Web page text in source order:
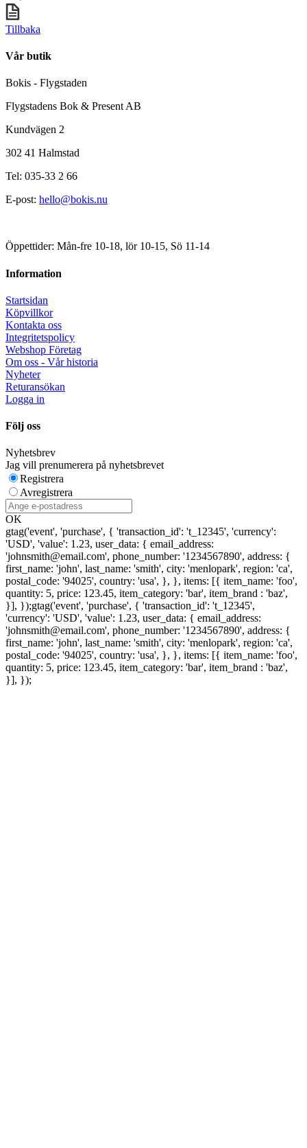
Tillbaka
Vår butik
Bokis - Flygstaden
Flygstadens Bok & Present AB
Kundvägen 2
302 41 Halmstad
Tel: 035-33 2 66
E-post: hello@bokis.nu
Öppettider: Mån-fre 10-18, lör 10-15, Sö 11-14
Information
Startsidan
Köpvillkor
Kontakta oss
Integritetspolicy
Webshop Företag
Om oss - Vår historia
Nyheter
Returansökan
Logga in
Följ oss
Nyhetsbrev
Jag vill prenumerera på nyhetsbrevet
Registrera
Avregistrera
OK
gtag('event', 'purchase', { 'transaction_id': 't_12345', 'currency':
'USD', 'value': 1.23, user_data: { email_address:
'johnsmith@email.com', phone_number: '1234567890', address: {
first_name: 'john', last_name: 'smith', city: 'menlopark', region: 'ca',
postal_code: '94025', country: 'usa', }, }, items: [{ item_name: 'foo',
quantity: 5, price: 123.45, item_category: 'bar', item_brand : 'baz',
}], });gtag('event', 'purchase', { 'transaction_id': 't_12345',
'currency': 'USD', 'value': 1.23, user_data: { email_address:
'johnsmith@email.com', phone_number: '1234567890', address: {
first_name: 'john', last_name: 'smith', city: 'menlopark', region: 'ca',
postal_code: '94025', country: 'usa', }, }, items: [{ item_name: 'foo',
quantity: 5, price: 123.45, item_category: 'bar', item_brand : 'baz',
}], });